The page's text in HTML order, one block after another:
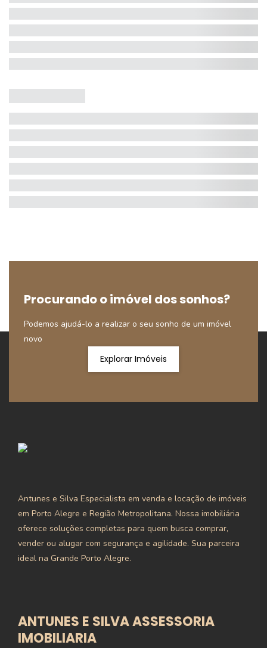
Procurando o imóvel dos sonhos?
Podemos ajudá-lo a realizar o seu sonho de um imóvel
novo
Explorar Imóveis
Antunes e Silva Especialista em venda e locação de imóveis
em Porto Alegre e Região Metropolitana. Nossa imobiliária
oferece soluções completas para quem busca comprar,
vender ou alugar com segurança e agilidade. Sua parceira
ideal na Grande Porto Alegre.
ANTUNES E SILVA ASSESSORIA
IMOBILIARIA